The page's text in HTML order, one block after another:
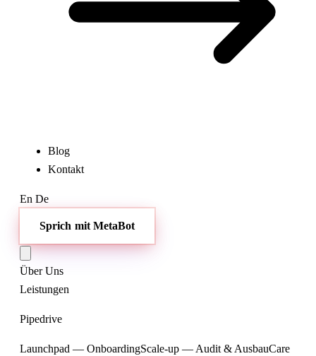
Blog
Kontakt
En De
Sprich mit MetaBot
Über Uns
Leistungen
Pipedrive
Launchpad — OnboardingScale-up — Audit & AusbauCare